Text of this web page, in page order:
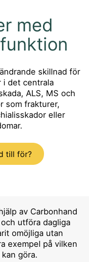
med
skillnad för
i det centrala
ALS, MS och
som frakturer,
eller
till för?
av Carbonhand
utföra dagliga
omöjliga utan
exempel på vilken
göra.